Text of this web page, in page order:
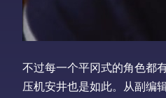
不过每一个平冈式的角色都
压机安井也是如此。从副编